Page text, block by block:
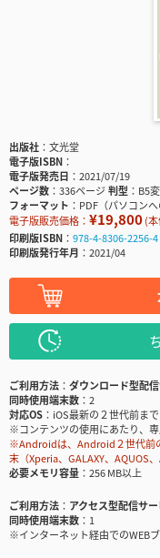
出版社
文光堂
電子版ISBN
電子版発売日
2021/07/19
ページ数
336ページ判型
B5変
フォーマット
PDF（パソコン
電子版販売価格： ¥19,800(
印刷版ISBN
978-4-8306-2256-4
印刷版発行年月
2021/04
ご利用方法
ダウンロード型配
同時使用端末数
2
対応OS
iOS最新の２世代前ま
※コンテンツの使用にあたり、
※Androidは、Android２世代前
末（Xperia、GALAXY、AQUOS
必要メモリ容量
256 MB以上
ご利用方法
アクセス型配信サー
同時使用端末数
1
※インターネット経由でのWEB